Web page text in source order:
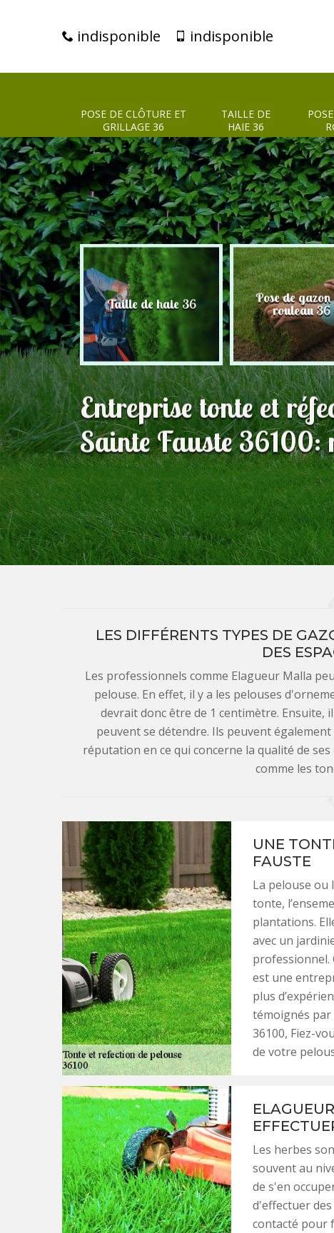
indisponible indisponible
POSE DE CLÔTURE ET
GRILLAGE 36
TAILLE DE
HAIE 36
et
36 Taille de haie 36 Pose de
rouleau 36
Entreprise tonte et
Sainte Fauste
LES DIFFÉRENTS TYPES DE
DES
Les professionnels comme Elagueur Malla
pelouse. En effet, il y a les pelouses
devrait donc être de 1 centimètre.
peuvent se détendre. Ils peuvent
réputation en ce qui concerne la qualité de
comme les
UNE
FAUSTE
La pelouse ou
tonte,
plantations.
avec un
professionnel.
est une
plus
témoignés par
36100, Fiez-
de votre
Les herbes
souvent au
de s'en
d'effectuer
contacté pour